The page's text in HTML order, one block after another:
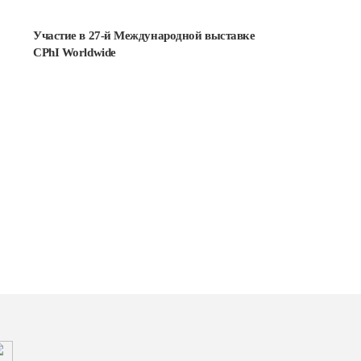
Участие в 27-й Международной выставке
CPhI Worldwide
Подробнее